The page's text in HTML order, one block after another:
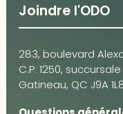
Joindre l'ODO
283, boulevard
C.P. 1250,
Gatineau, QC J9A